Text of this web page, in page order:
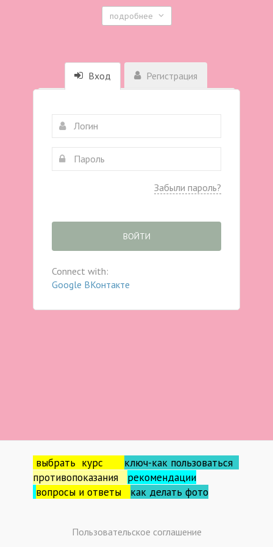
подробнее
Вход Регистрация
Забыли пароль?
ВОЙТИ
Connect with:
Google ВКонтакте
выбрать курс ключ-как пользоваться
противопоказания рекомендации
вопросы и ответы как делать фото
Пользовательское соглашение